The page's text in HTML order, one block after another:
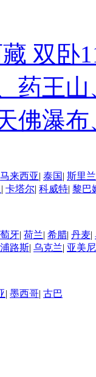
藏 双
药王
佛瀑布
马来西亚| 泰国| 斯里
| 卡塔尔| 科威特| 黎巴
牙| 荷兰| 希腊| 丹麦|
路斯| 乌克兰| 亚美
| 墨西哥| 古巴